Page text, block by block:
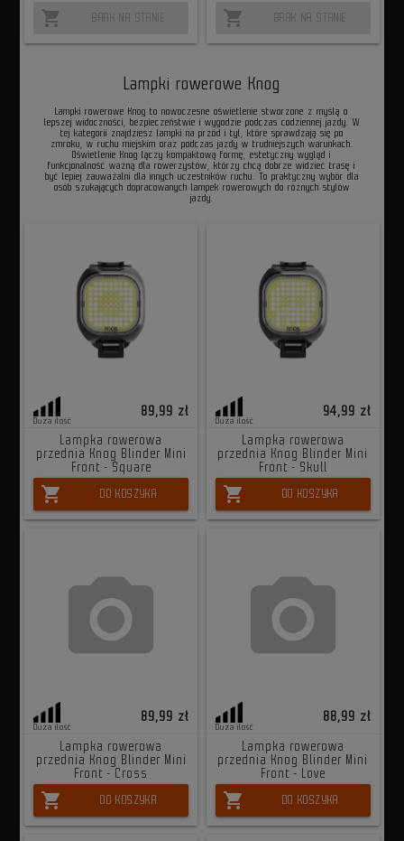
shopping_cart BRAK NA STANIE shopping_cart BRAK NA STANIE
Lampki rowerowe Knog
Lampki rowerowe Knog to nowoczesne oświetlenie stworzone z myślą o
lepszej widoczności, bezpieczeństwie i wygodzie podczas codziennej jazdy. W
tej kategorii znajdziesz lampki na przód i tył, które sprawdzają się po
zmroku, w ruchu miejskim oraz podczas jazdy w trudniejszych warunkach.
Oświetlenie Knog łączy kompaktową formę, estetyczny wygląd i
funkcjonalność ważną dla rowerzystów, którzy chcą dobrze widzieć trasę i
być lepiej zauważalni dla innych uczestników ruchu. To praktyczny wybór dla
osób szukających dopracowanych lampek rowerowych do różnych stylów
jazdy.
Duża ilość
89,99 zł
Lampka rowerowa
przednia Knog Blinder Mini
Front - Square
shopping_cart DO KOSZYKA
Duża ilość
94,99 zł
Lampka rowerowa
przednia Knog Blinder Mini
Front - Skull
shopping_cart DO KOSZYKA
Duża ilość
89,99 zł
Lampka rowerowa
przednia Knog Blinder Mini
Front - Cross
shopping_cart DO KOSZYKA
Duża ilość
88,99 zł
Lampka rowerowa
przednia Knog Blinder Mini
Front - Love
shopping_cart DO KOSZYKA